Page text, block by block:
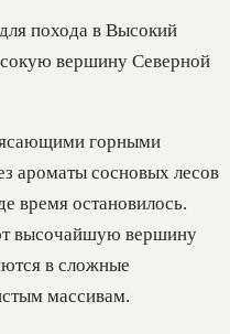
похода в Высокий
вершину Северной
горными
ароматы сосновых лесов
время остановилось.
высочайшую вершину
в сложные
массивам.